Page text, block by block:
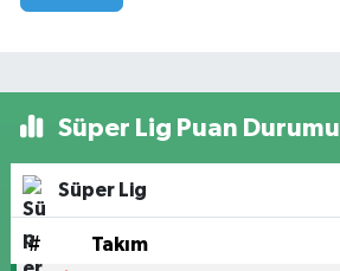
Süper Lig Puan Durumu
Süper Lig
# Takım